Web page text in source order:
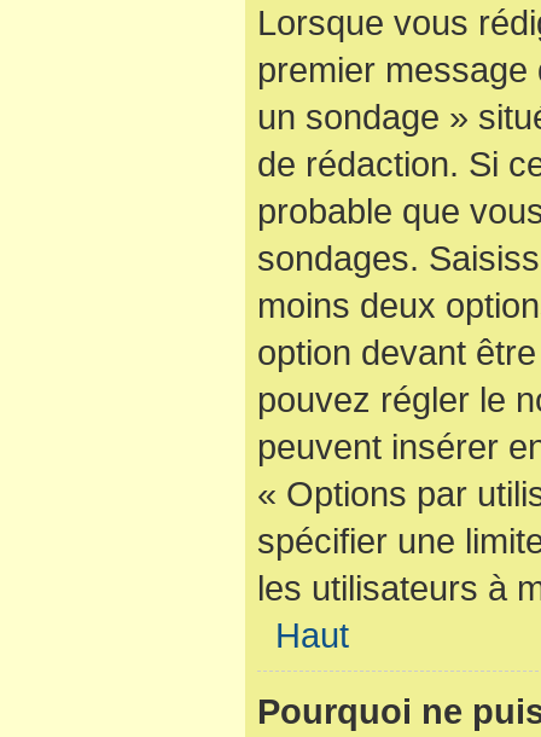
Lorsque vous
premier message
un sondage »
de rédaction. Si
probable que
sondages.
moins deux
option devant
pouvez régler le
peuvent insérer
« Options par
spécifier une
les utilisateurs à
Haut
Pourquoi ne